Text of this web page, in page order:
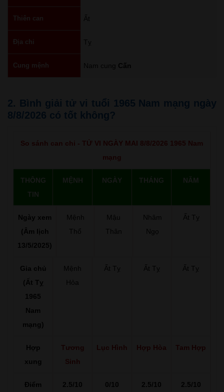
Thiên can Ất
Địa chi Tỵ
Cung mệnh Nam cung Cấn
2. Bình giải tử vi tuổi 1965 Nam mạng ngày
8/8/2026 có tốt không?
So sánh can chi - TỬ VI NGÀY MAI 8/8/2026 1965 Nam
mạng
THÔNG
TIN
MỆNH NGÀY THÁNG NĂM
Ngày xem
(Âm lịch
13/5/2025)
Mệnh
Thổ
Mậu
Thân
Nhâm
Ngọ
Ất Tỵ
Gia chủ
(Ất Tỵ
1965
Nam
mạng)
Mệnh
Hỏa
Ất Tỵ Ất Tỵ Ất Tỵ
Hợp
xung
Tương
Sinh
Lục Hình Hợp Hòa Tam Hợp
Điểm
2.5/10
0/10
2.5/10
2.5/10